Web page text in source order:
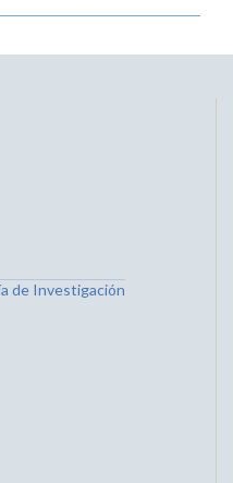
de Investigación